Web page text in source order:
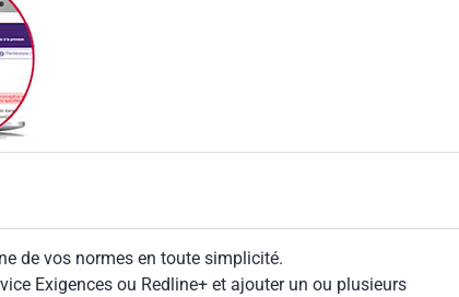
de vos normes en toute simplicité.
Exigences ou Redline+ et ajouter un ou plusieurs